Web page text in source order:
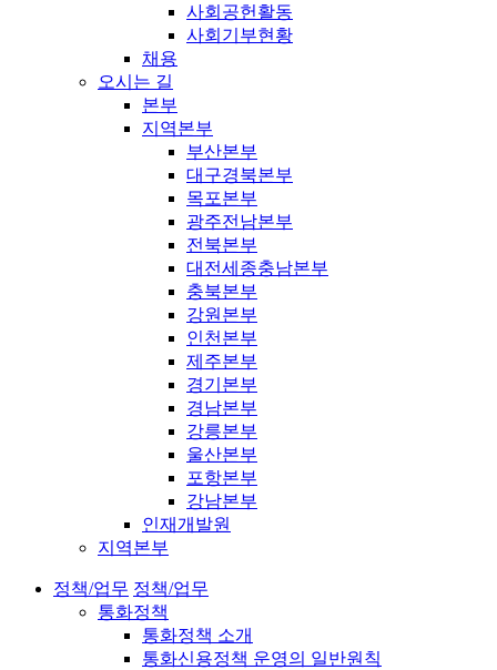
사회공헌활동
사회기부현황
채용
오시는 길
본부
지역본부
부산본부
대구경북본부
목포본부
광주전남본부
전북본부
대전세종충남본부
충북본부
강원본부
인천본부
제주본부
경기본부
경남본부
강릉본부
울산본부
포항본부
강남본부
인재개발원
지역본부
정책/업무 정책/업무
통화정책
통화정책 소개
통화신용정책 운영의 일반원칙